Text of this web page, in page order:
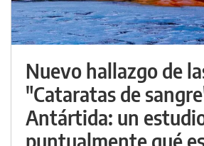
Nuevo hallazgo de
"Cataratas de
Antártida: un
puntualmente qué